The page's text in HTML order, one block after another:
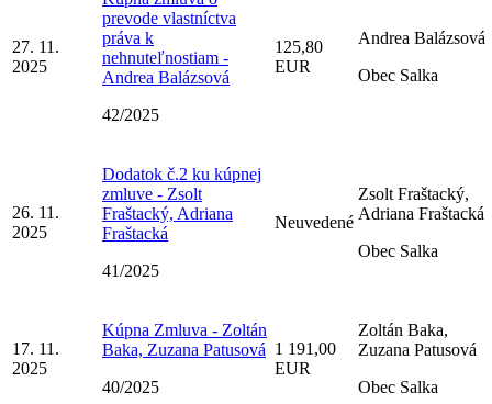
27. 11.
2025
prevode vlastníctva
práva k
nehnuteľnostiam -
Andrea Balázsová
42/2025
125,80
EUR
Andrea Balázsová
Obec Salka
26. 11.
2025
Dodatok č.2 ku kúpnej
zmluve - Zsolt
Fraštacký, Adriana
Fraštacká
41/2025
Neuvedené
Zsolt Fraštacký,
Adriana Fraštacká
Obec Salka
17. 11.
2025
Kúpna Zmluva - Zoltán
Baka, Zuzana Patusová
40/2025
1 191,00
EUR
Zoltán Baka,
Zuzana Patusová
Obec Salka